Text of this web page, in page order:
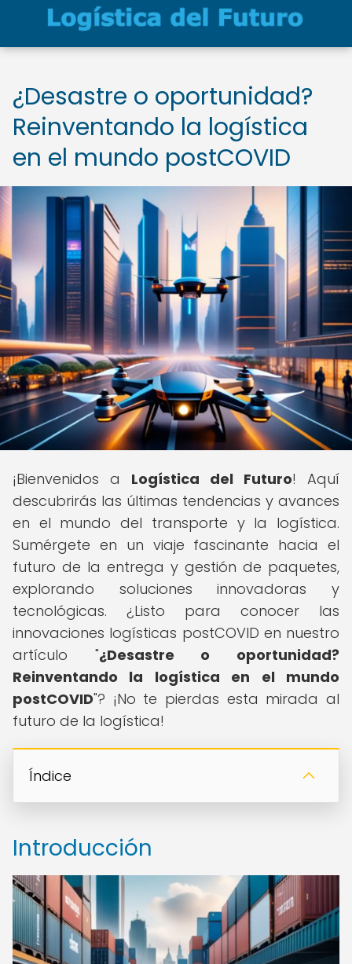
¿Desastre o oportunidad?
Reinventando la logística
en el mundo postCOVID
¡Bienvenidos a Logística del Futuro! Aquí
descubrirás las últimas tendencias y avances
en el mundo del transporte y la logística.
Sumérgete en un viaje fascinante hacia el
futuro de la entrega y gestión de paquetes,
explorando soluciones innovadoras y
tecnológicas. ¿Listo para conocer las
innovaciones logísticas postCOVID en nuestro
artículo "¿Desastre o oportunidad?
Reinventando la logística en el mundo
postCOVID"? ¡No te pierdas esta mirada al
futuro de la logística!
Índice
Introducción